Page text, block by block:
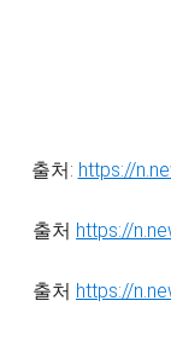
출처: https://
출처 https://
출처 https://